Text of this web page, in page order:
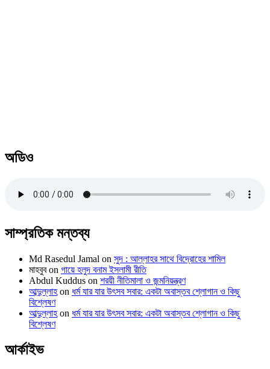
অডিও
সাম্প্রতিক মন্তব্য
Md Rasedul Jamal on সুদ : আল্লাহর সাথে বিদ্রোহের শামিল
মাহবুবon গায়ে হলুদ বনাম ইসলামী রীতি
Abdul Kuddus on শরয়ী নীতিমালা ও জন্মনিয়ন্ত্রণ
আব্দুল্লাহon ধর্ম যার যার উৎসব সবার: একটা অবাস্তব শ্লোগান ও কিছু
বিশ্লেষণ
আব্দুল্লাহon ধর্ম যার যার উৎসব সবার: একটা অবাস্তব শ্লোগান ও কিছু
বিশ্লেষণ
আর্কাইভ